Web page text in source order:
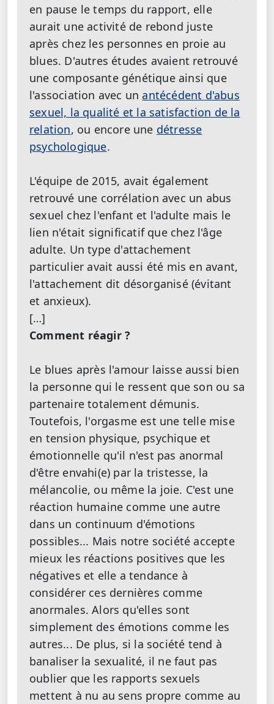
en pause le temps du rapport, elle
aurait une activité de rebond juste
après chez les personnes en proie au
blues. D'autres études avaient retrouvé
une composante génétique ainsi que
l'association avec unantécédent d'abus
sexuel, la qualité et la satisfaction de la
relation, ou encore une détresse
psychologique.
L'équipe de 2015, avait également
retrouvé une corrélation avec un abus
sexuel chez l'enfant et l'adulte mais le
lien n'était significatif que chez l'âge
adulte. Un type d'attachement
particulier avait aussi été mis en avant,
l'attachement dit désorganisé (évitant
et anxieux).
[…]
Comment réagir ?
Le blues après l'amour laisse aussi bien
la personne qui le ressent que son ou sa
partenaire totalement démunis.
Toutefois, l'orgasme est une telle mise
en tension physique, psychique et
émotionnelle qu'il n'est pas anormal
d'être envahi(e) par la tristesse, la
mélancolie, ou même la joie. C'est une
réaction humaine comme une autre
dans un continuum d'émotions
possibles... Mais notre société accepte
mieux les réactions positives que les
négatives et elle a tendance à
considérer ces dernières comme
anormales. Alors qu'elles sont
simplement des émotions comme les
autres... De plus, si la société tend à
banaliser la sexualité, il ne faut pas
oublier que les rapports sexuels
mettent à nu au sens propre comme au